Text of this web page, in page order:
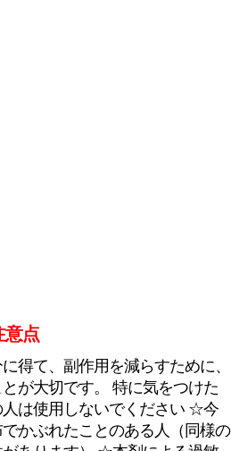
意点
得て、副作用を減らすために、
が大切です。 特に気をつけた
は使用しないでください ☆今
かぶれたことのある人（同様の